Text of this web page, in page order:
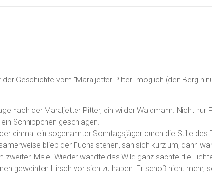
Geschichte vom "Maraljetter Pitter" möglich (den Berg
nach der Maraljetter Pitter, ein wilder Waldmann. Nicht nur
Schnippchen geschlagen.
einmal ein sogenannter Sonntagsjäger durch die Stille des
blieb der Fuchs stehen, sah sich kurz um, dann
zweiten Male. Wieder wandte das Wild ganz sachte die
geweihten Hirsch vor sich zu haben. Er schoß nicht mehr,